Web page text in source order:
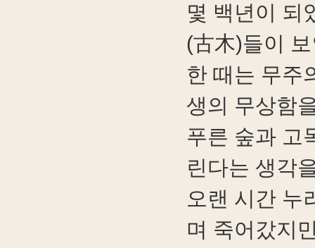
몇 백년이 되
(古木)들이
한 때는 무주
생의 무상함
푸른 숲과 고
린다는 생각
오랜 시간 누
며 죽어갔지